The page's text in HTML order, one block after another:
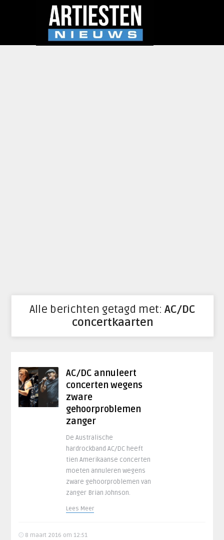
Alle berichten getagd met: AC/DC
concertkaarten
AC/DC annuleert
concerten wegens
zware
gehoorproblemen
zanger
De Australische
hardrockband AC/DC heeft
tien Amerikaanse concerten
moeten annuleren wegens
zware gehoorproblemen van
zanger Brian Johnson.
Lees Meer
8 maart 2016 om 12:51